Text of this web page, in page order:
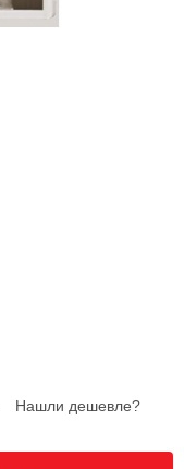
Нашли дешевле?